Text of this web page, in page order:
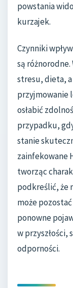
powstania
kurzajek.
Czynniki
są
stresu, dieta,
przyjmowanie
osłabić
przypadku,
stanie
zainfekowane
tworząc
podkreślić, że
może
ponowne
w przyszłości,
odporności.